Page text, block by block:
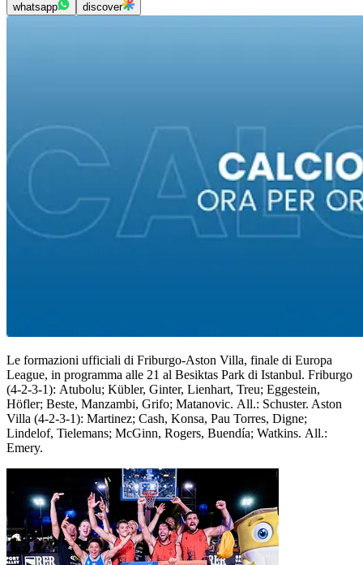
whatsapp discover
Le formazioni ufficiali di Friburgo-Aston Villa, finale di Europa
League, in programma alle 21 al Besiktas Park di Istanbul. Friburgo
(4-2-3-1): Atubolu; Kübler, Ginter, Lienhart, Treu; Eggestein,
Höfler; Beste, Manzambi, Grifo; Matanovic. All.: Schuster. Aston
Villa (4-2-3-1): Martinez; Cash, Konsa, Pau Torres, Digne;
Lindelof, Tielemans; McGinn, Rogers, Buendía; Watkins. All.:
Emery.